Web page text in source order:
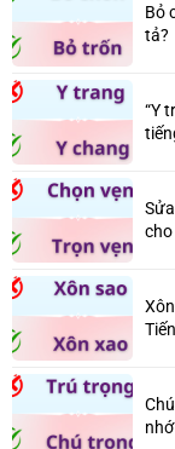
Bỏ
tả?
“Y
cho